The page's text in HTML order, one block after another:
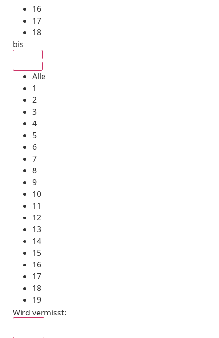
16
17
18
bis
Alle
1
2
3
4
5
6
7
8
9
10
11
12
13
14
15
16
17
18
19
Wird vermisst: